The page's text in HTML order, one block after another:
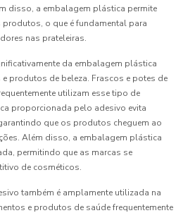
disso, a embalagem plástica permite
o que é fundamental para
nas prateleiras.
da embalagem plástica
produtos de beleza. Frascos e potes de
utilizam esse tipo de
proporcionada pelo adesivo evita
que os produtos cheguem ao
Além disso, a embalagem plástica
permitindo que as marcas se
de cosméticos.
também é amplamente utilizada na
e produtos de saúde frequentemente